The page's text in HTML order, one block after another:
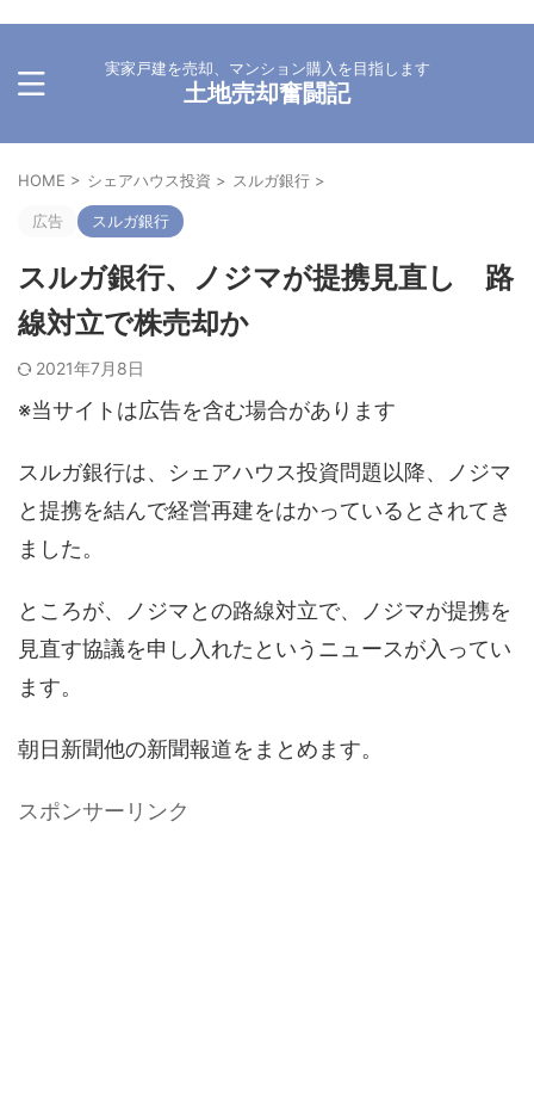
実家戸建を売却、マンション購入を目指します
土地売却奮闘記
HOME > シェアハウス投資 > スルガ銀行 >
広告 スルガ銀行
スルガ銀行、ノジマが提携見直し 路
線対立で株売却か
2021年7月8日
※当サイトは広告を含む場合があります
スルガ銀行は、シェアハウス投資問題以降、ノジマ
と提携を結んで経営再建をはかっているとされてき
ました。
ところが、ノジマとの路線対立で、ノジマが提携を
見直す協議を申し入れたというニュースが入ってい
ます。
朝日新聞他の新聞報道をまとめます。
スポンサーリンク